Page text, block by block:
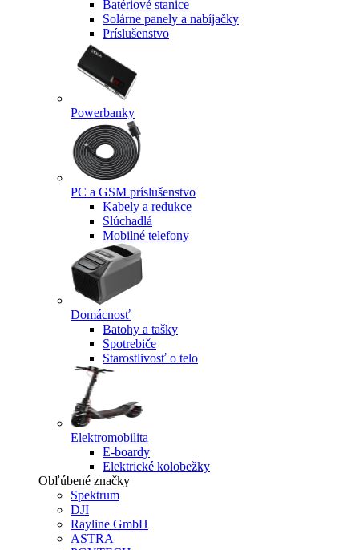
Batériové stanice
Solárne panely a nabíjačky
Príslušenstvo
Powerbanky
PC a GSM príslušenstvo
Kabely a redukce
Slúchadlá
Mobilné telefony
Domácnosť
Batohy a tašky
Spotrebiče
Starostlivosť o telo
Elektromobilita
E-boardy
Elektrické kolobežky
Obľúbené značky
Spektrum
DJI
Rayline GmbH
ASTRA